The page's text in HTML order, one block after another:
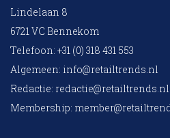
Lindelaan 8
6721 VC Bennekom
Telefoon: +31 (0) 318 431 553
Algemeen: info@retailtrends.nl
Redactie: redactie@retailtrends.nl
Membership: